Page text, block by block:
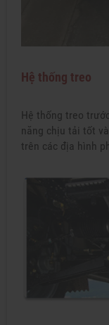
Hệ thống treo
Hệ thống treo
năng chịu tải tốt
trên các địa hình